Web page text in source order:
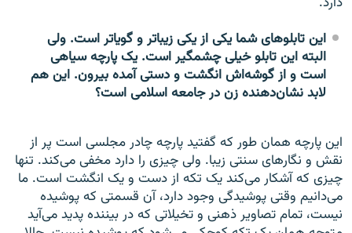
این تابلوهای شما یکی از یکی زیباتر و گویاتر است. ولی
البته این تابلو خیلی چشمگیر است. یک پارچه سیاهی
است و از گوشه‌اش انگشت و دستی آمده بیرون. این هم
لابد نشان‌دهنده زن در جامعه اسلامی است؟
این پارچه همان طور که گفتید پارچه چادر مجلسی است پر از
نقش و نگارهای سنتی زیبا. ولی چیزی را دارد مخفی می‌کند. تنها
چیزی که آشکار می‌کند یک تکه از دست و یک انگشت است. ما
می‌دانیم وقتی پوشیدگی وجود دارد، آن قسمتی که پوشیده
نیست، تمام تصاویر ذهنی و تخیلاتی که در بیننده پدید می‌آید